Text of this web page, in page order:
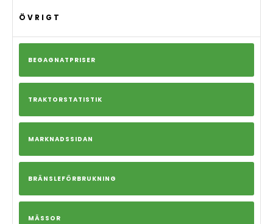
ÖVRIGT
BEGAGNATPRISER
TRAKTORSTATISTIK
MARKNADSSIDAN
BRÄNSLEFÖRBRUKNING
MÄSSOR